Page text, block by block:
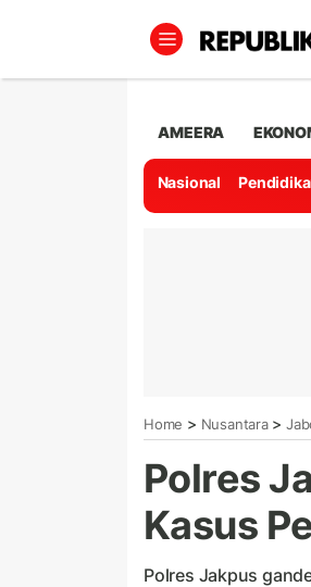
AMEERA
Nasional
Home > Nusantara>
Polres
Kasus
Polres Jakpus